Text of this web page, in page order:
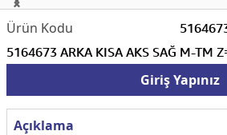
5164673 ARKA KISA AKS SAĞ M-TM
Giriş Yapınız
Açıklama